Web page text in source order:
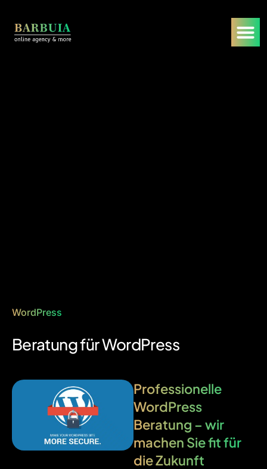
WordPress
Beratung für WordPress
Professionelle
WordPress
Beratung – wir
machen Sie fit für
die Zukunft